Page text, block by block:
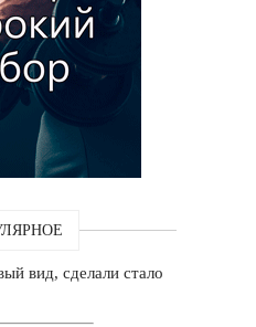
вид, сделали стало